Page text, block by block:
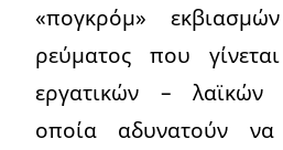
«πογκρόμ»
ρεύματος που
εργατικών – λαϊκών
οποία αδυνατούν